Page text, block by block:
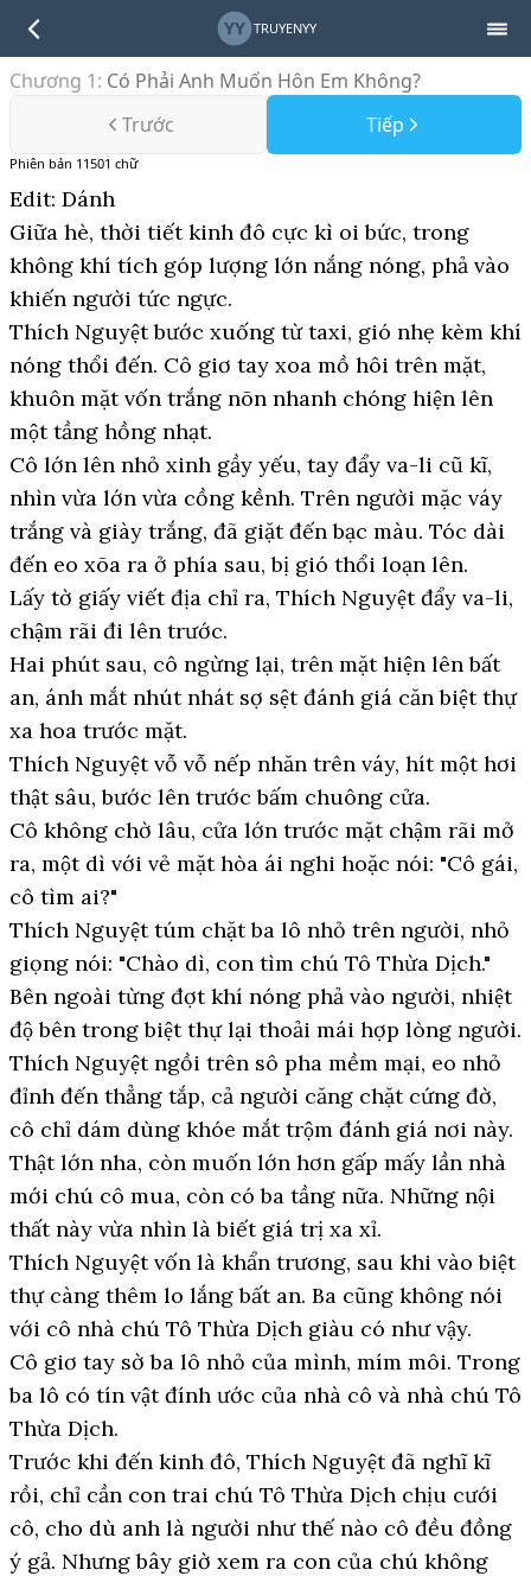
YY TRUYENYY
Chương 1: Có Phải Anh Muốn Hôn Em Không?
Trước
Tiếp
Phiên bản 11501 chữ
Edit: Dánh
Giữa hè, thời tiết kinh đô cực kì oi bức, trong
không khí tích góp lượng lớn nắng nóng, phả vào
khiến người tức ngực.
Thích Nguyệt bước xuống từ taxi, gió nhẹ kèm khí
nóng thổi đến. Cô giơ tay xoa mồ hôi trên mặt,
khuôn mặt vốn trắng nõn nhanh chóng hiện lên
một tầng hồng nhạt.
Cô lớn lên nhỏ xinh gầy yếu, tay đẩy va-li cũ kĩ,
nhìn vừa lớn vừa cồng kềnh. Trên người mặc váy
trắng và giày trắng, đã giặt đến bạc màu. Tóc dài
đến eo xõa ra ở phía sau, bị gió thổi loạn lên.
Lấy tờ giấy viết địa chỉ ra, Thích Nguyệt đẩy va-li,
chậm rãi đi lên trước.
Hai phút sau, cô ngừng lại, trên mặt hiện lên bất
an, ánh mắt nhút nhát sợ sệt đánh giá căn biệt thự
xa hoa trước mặt.
Thích Nguyệt vỗ vỗ nếp nhăn trên váy, hít một hơi
thật sâu, bước lên trước bấm chuông cửa.
Cô không chờ lâu, cửa lớn trước mặt chậm rãi mở
ra, một dì với vẻ mặt hòa ái nghi hoặc nói: "Cô gái,
cô tìm ai?"
Thích Nguyệt túm chặt ba lô nhỏ trên người, nhỏ
giọng nói: "Chào dì, con tìm chú Tô Thừa Dịch."
Bên ngoài từng đợt khí nóng phả vào người, nhiệt
độ bên trong biệt thự lại thoải mái hợp lòng người.
Thích Nguyệt ngồi trên sô pha mềm mại, eo nhỏ
đỉnh đến thẳng tắp, cả người căng chặt cứng đờ,
cô chỉ dám dùng khóe mắt trộm đánh giá nơi này.
Thật lớn nha, còn muốn lớn hơn gấp mấy lần nhà
mới chú cô mua, còn có ba tầng nữa. Những nội
thất này vừa nhìn là biết giá trị xa xỉ.
Thích Nguyệt vốn là khẩn trương, sau khi vào biệt
thự càng thêm lo lắng bất an. Ba cũng không nói
với cô nhà chú Tô Thừa Dịch giàu có như vậy.
Cô giơ tay sờ ba lô nhỏ của mình, mím môi. Trong
ba lô có tín vật đính ước của nhà cô và nhà chú Tô
Thừa Dịch.
Trước khi đến kinh đô, Thích Nguyệt đã nghĩ kĩ
rồi, chỉ cần con trai chú Tô Thừa Dịch chịu cưới
cô, cho dù anh là người như thế nào cô đều đồng
ý gả. Nhưng bây giờ xem ra con của chú không